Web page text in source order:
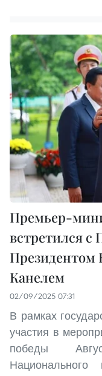
Премьер-
встретился с
Президентом
Канелем
02/09/2025 07:31
В рамках
участия в
победы
Национального